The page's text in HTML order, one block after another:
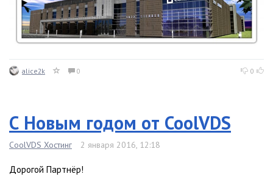
alice2k 0 0
С Новым годом от CoolVDS
CoolVDS Хостинг 2 января 2016, 12:18
Дорогой Партнёр!